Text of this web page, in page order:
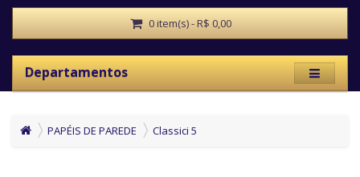
0 item(s) - R$ 0,00
Departamentos
PAPÉIS DE PAREDE Classici 5